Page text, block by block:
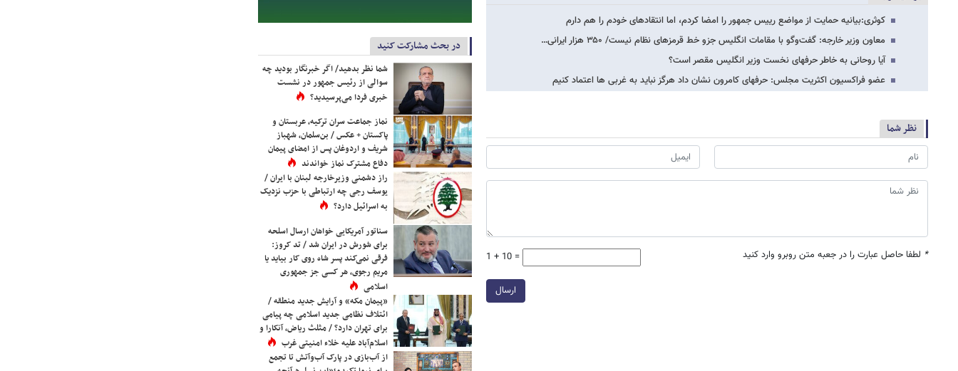
کوثری:بیانیه حمایت از مواضع رییس جمهور را امضا کردم، اما انتقادهای خودم را هم دارم
معاون وزیر خارجه: گفت‌وگو با مقامات انگلیس جزو خط قرمزهای نظام نیست/ ۳۵۰ هزار ایرانی…
آیا روحانی به خاطر حرفهای نخست وزیر انگلیس مقصر است؟
عضو فراکسیون اکثریت مجلس: حرفهای کامرون نشان داد هرگز نباید به غربی ها اعتماد کنیم
نظر شما
* لطفا حاصل عبارت را در جعبه متن روبرو وارد کنید 1 + 10 =
ارسال
در بحث مشارکت کنید
شما نظر بدهید/ اگر خبرنگار بودید چه
سوالی از رئیس جمهور در نشست
خبری فردا می‌پرسیدید؟
نماز جماعت سران ترکیه، عربستان و
پاکستان + عکس / بن‌سلمان، شهباز
شریف و اردوغان پس از امضای پیمان
دفاع مشترک نماز خواندند
راز دشمنی وزیرخارجه لبنان با ایران /
یوسف رجی چه ارتباطی با حزب نزدیک
به اسرائیل دارد؟
سناتور آمریکایی خواهان ارسال اسلحه
برای شورش در ایران شد / تد کروز:
فرقی نمی‌کند پسر شاه روی کار بیاید یا
مریم رجوی، هر کسی جز جمهوری
اسلامی
«پیمان مکه» و آرایش جدید منطقه /
ائتلاف نظامی جدید اسلامی چه پیامی
برای تهران دارد؟ / مثلث ریاض، آنکارا و
اسلام‌آباد علیه خلاء امنیتی غرب
از آب‌بازی در پارک آب‌وآتش تا تجمع